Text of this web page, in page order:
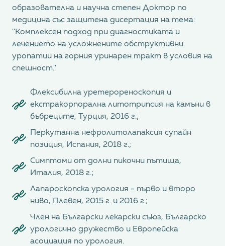
образователна и научна степен Доктор по
медицина със защитена дисертация на тема:
''Комплексен подход при диагностиката и
лечението на усложнените обструктивни
уропатии на горния уринарен тракт в условия на
спешност.''
Флексибилна уретерореноскопия и
екстракорпорална литотрипсия на камъни в
бъбреците, Турция, 2016 г.;
Перкутанна нефролитолапаксия супайн
позиция, Испания, 2018 г.;
Симптоми от долни пикочни пътища,
Италия, 2018 г.;
Лапароскопска урология - първо и второ
ниво, Плевен, 2015 г. и 2016 г.;
Член на Български лекарски съюз, Българско
урологично дружество и Европейска
асоциация по урология.